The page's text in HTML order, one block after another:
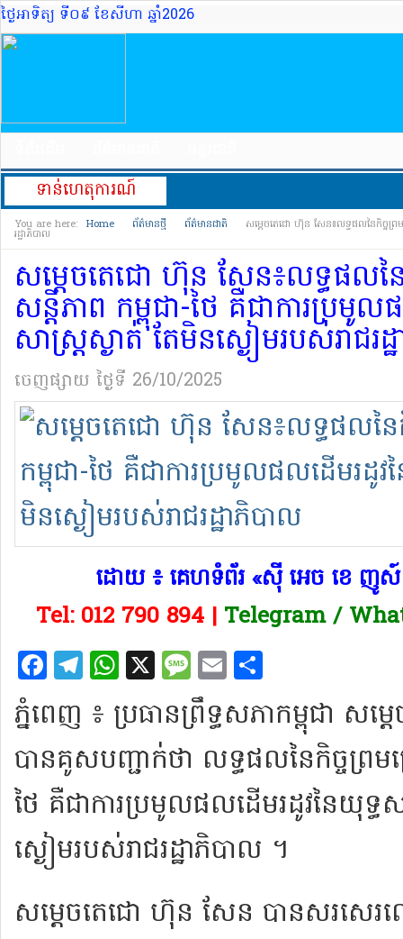
ថ្ងៃអាទិត្យ ទី០៩ ខែសីហា ឆ្នាំ2026
ទាន់ហេតុការណ៍
You are here: Home ព័ត៌មានថ្មី ព័ត៌មានជាតិ សម្តេច​តេ​ជោ ហ៊ុន សែន៖លទ្ធផល​នៃ​កិច្ចព្រម
រដ្ឋាភិបាល
សម្តេច​តេ​ជោ ហ៊ុន សែន៖លទ្ធផល​នៃ​
សន្តិភាព កម្ពុជា​-​ថៃ គឺជា​ការ​ប្រមូល​
សាស្ត្រ​ស្ងាត់ តែ​មិន​ស្ងៀម​របស់​រាជរ
ចេញផ្សាយ​ ថ្ងៃទី 26/10/2025
ដោយ ៖ គេហទំព័រ «ស៊ី អេច ខេ ញូស៍
Tel: 012 790 894 | Telegram /
Facebook
Telegram
WhatsApp
X Message
Email
ភ្នំពេញ ៖ ប្រធាន​ព្រឹទ្ធសភា​កម្ពុជា ស
បាន​គូសបញ្ជាក់​ថា​ លទ្ធផល​នៃ​កិច្ចព្រម
ថៃ គឺជា​ការ​ប្រមូល​ផល​ដើមរដូវ​នៃ​យុទ្ធ
ស្ងៀម​របស់​រាជរដ្ឋាភិបាល ។
សម្តេច​តេ​ជោ ហ៊ុន សែន បាន​សរសេរ​